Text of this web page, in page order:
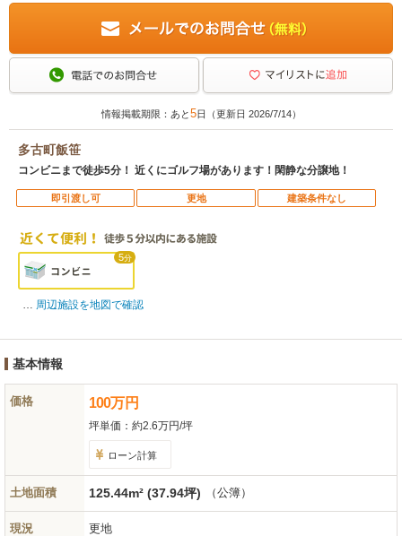
情報掲載期限：あと5日（更新日 2026/7/14）
多古町飯笹
コンビニまで徒歩5分！ 近くにゴルフ場があります！閑静な分譲地！
即引渡し可 更地 建築条件なし
5分
周辺施設を地図で確認
基本情報
価格 100万円
坪単価： 約2.6万円/坪
ローン計算
土地面積 125.44m² (37.94坪) （公簿）
現況 更地